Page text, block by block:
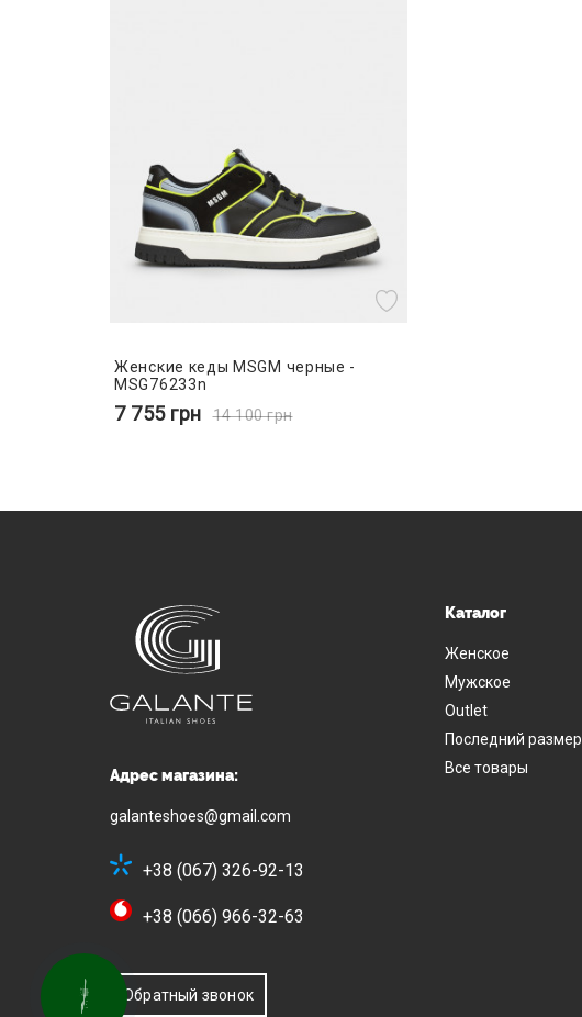
Женские кеды MSGM черные -
MSG76233n
7 755 грн 14 100грн
Адрес магазина:
galanteshoes@gmail.com
+38 (067) 326-92-13
+38 (066) 966-32-63
Обратный звонок
Каталог
Женское
Мужское
Outlet
Последний размер
Все товары
КНОПКА
СВЯЗИ